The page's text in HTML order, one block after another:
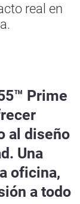
real en
Prime
al diseño
Una
oficina,
a todo